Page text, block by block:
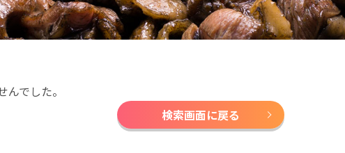
でした。
検索画面に戻る